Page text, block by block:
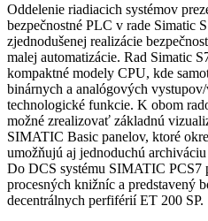
Oddelenie riadiacich systémov
bezpečnostné PLC v rade Simatic
zjednodušenej realizácie
malej automatizácie. Rad Simatic
kompaktné modely CPU, kde
binárnych a analógových
technologické funkcie. K obom
možné zrealizovať základnú
SIMATIC Basic panelov, ktoré
umožňujú aj jednoduchú
Do DCS systému SIMATIC PCS7
procesných knižníc a predstavený
decentrálnych perfiférií ET 200 SP.